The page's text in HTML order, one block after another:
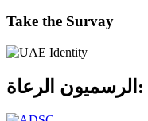
Take the Survay
الرسميون الرعاة: